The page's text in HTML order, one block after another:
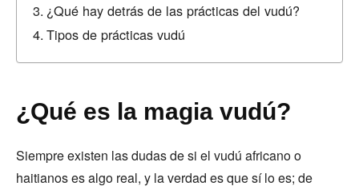
¿Qué hay detrás de las prácticas del vudú?
Tipos de prácticas vudú
¿Qué es la magia vudú?
Siempre existen las dudas de si el vudú africano o
haitianos es algo real, y la verdad es que sí lo es; de